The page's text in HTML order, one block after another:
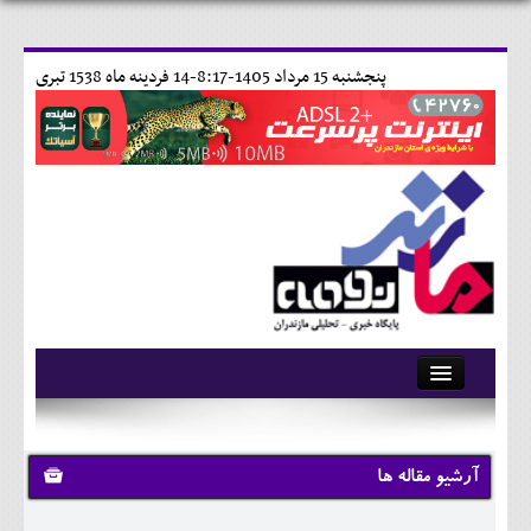
14 فردينه ماه 1538 تبری پنجشنبه 15 مرداد 1405-8:17-
آرشیو
تماس با ما
وبلاگ
آرشیو مقاله ها